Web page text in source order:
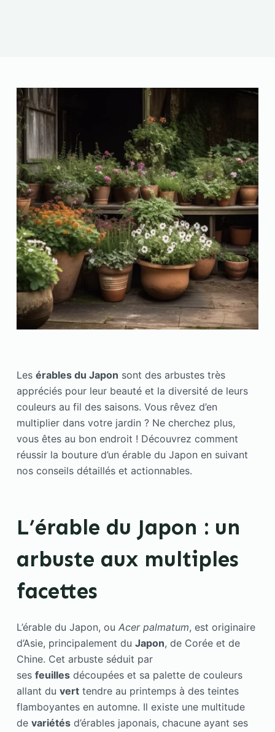
Les érables du Japon sont des arbustes très
appréciés pour leur beauté et la diversité de leurs
couleurs au fil des saisons. Vous rêvez d’en
multiplier dans votre jardin ? Ne cherchez plus,
vous êtes au bon endroit ! Découvrez comment
réussir la bouture d’un érable du Japon en suivant
nos conseils détaillés et actionnables.
L’érable du Japon : un
arbuste aux multiples
facettes
L’érable du Japon, ou Acer palmatum, est originaire
d’Asie, principalement du Japon, de Corée et de
Chine. Cet arbuste séduit par
ses feuillesdécoupées et sa palette de couleurs
allant du verttendre au printemps à des teintes
flamboyantes en automne. Il existe une multitude
de variétésd’érables japonais, chacune ayant ses